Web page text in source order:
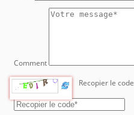
Comment
Recopier le code